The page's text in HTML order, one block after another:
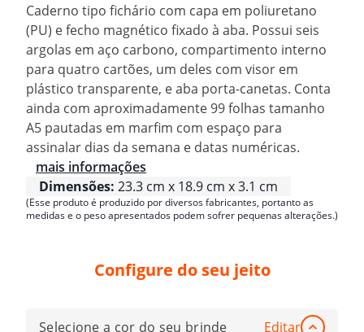
Caderno tipo fichário com capa em poliuretano
(PU) e fecho magnético fixado à aba. Possui seis
argolas em aço carbono, compartimento interno
para quatro cartões, um deles com visor em
plástico transparente, e aba porta-canetas. Conta
ainda com aproximadamente 99 folhas tamanho
A5 pautadas em marfim com espaço para
assinalar dias da semana e datas numéricas.
mais informações
Dimensões: 23.3 cm x 18.9 cm x 3.1 cm
(Esse produto é produzido por diversos fabricantes, portanto as
medidas e o peso apresentados podem sofrer pequenas alterações.)
Configure do seu jeito
Selecione a cor do seu brinde Editar